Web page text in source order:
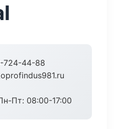
724-44-88
Пт: 08:00-17:00